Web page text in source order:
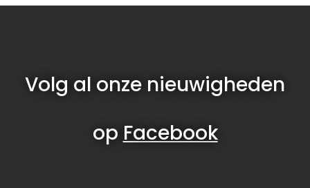
Volg al onze nieuwigheden
op Facebook